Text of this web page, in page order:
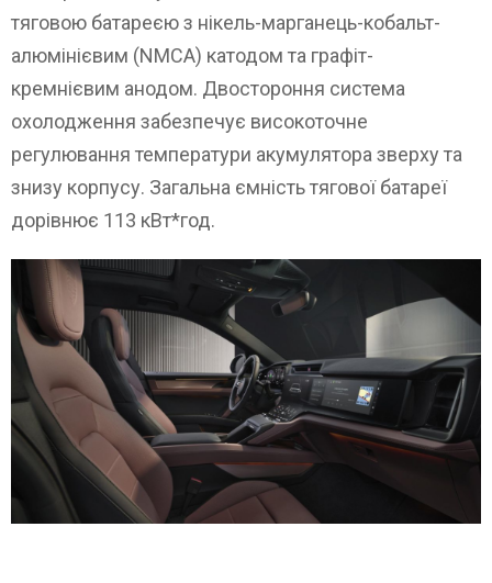
тяговою батареєю з нікель-марганець-кобальт-
алюмінієвим (NMCA) катодом та графіт-
кремнієвим анодом. Двостороння система
охолодження забезпечує високоточне
регулювання температури акумулятора зверху та
знизу корпусу. Загальна ємність тягової батареї
дорівнює 113 кВт*год.